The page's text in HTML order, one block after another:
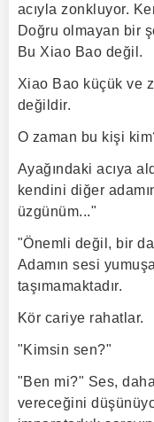
acıyla zonkluyor.
Doğru olmayan bir
Bu Xiao Bao değil.
Xiao Bao küçük ve
değildir.
O zaman bu kişi
Ayağındaki acıya
kendini diğer
üzgünüm..."
"Önemli değil, bir
Adamın sesi
taşımamaktadır.
Kör cariye rahatlar.
"Kimsin sen?"
"Ben mi?" Ses,
vereceğini